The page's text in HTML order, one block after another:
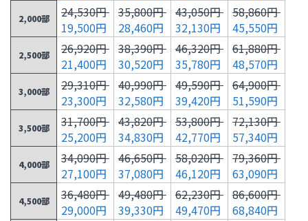
2,000部
24,530円
19,500円
35,800円
28,460円
43,050円
32,130円
58,860円
45,550円
2,500部
26,920円
21,400円
38,390円
30,520円
46,320円
35,780円
61,880円
48,570円
3,000部
29,310円
23,300円
40,990円
32,580円
49,590円
39,420円
64,900円
51,590円
3,500部
31,700円
25,200円
43,820円
34,830円
53,800円
42,770円
72,130円
57,340円
4,000部
34,090円
27,100円
46,650円
37,080円
58,020円
46,120円
79,360円
63,090円
4,500部
36,480円
29,000円
49,480円
39,330円
62,230円
49,470円
86,600円
68,840円